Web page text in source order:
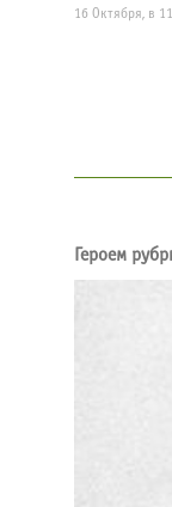
16 Октября, в
Героем